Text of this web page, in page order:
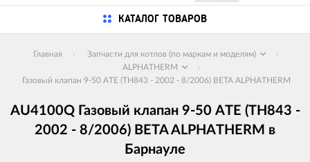
КАТАЛОГ ТОВАРОВ
Главная
Запчасти для котлов (по маркам и моделям)
ALPHATHERM
Газовый клапан 9-50 ATE (TH843 - 2002 - 8/2006) BETA ALPHATHERM
AU4100Q Газовый клапан 9-50 ATE (TH843 -
2002 - 8/2006) BETA ALPHATHERM в
Барнауле